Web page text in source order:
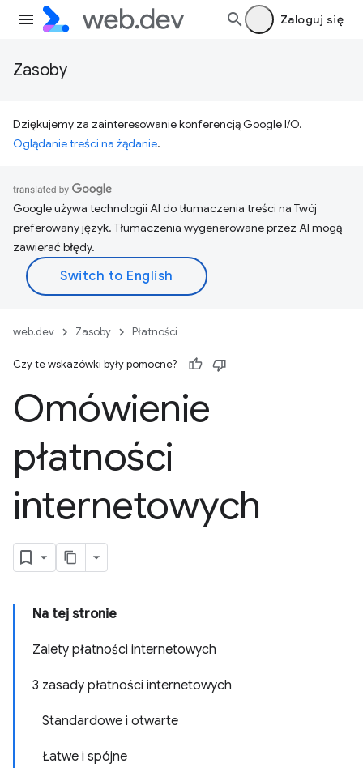
Zaloguj się
Zasoby
Dziękujemy za zainteresowanie konferencją Google I/O.
Oglądanie treści na żądanie.
Google używa technologii AI do tłumaczenia treści na Twój
preferowany język. Tłumaczenia wygenerowane przez AI mogą
zawierać błędy.
web.dev Zasoby Płatności
Czy te wskazówki były pomocne?
Omówienie
płatności
internetowych
Na tej stronie
Zalety płatności internetowych
3 zasady płatności internetowych
Standardowe i otwarte
Łatwe i spójne